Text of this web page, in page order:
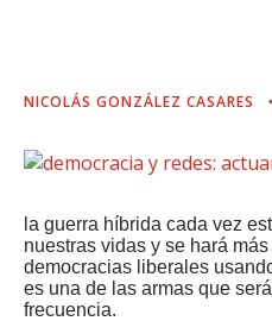
NICOLÁS GONZÁLEZ CASARES
la guerra híbrida cada vez
nuestras vidas y se hará
democracias liberales
es una de las armas que
frecuencia.